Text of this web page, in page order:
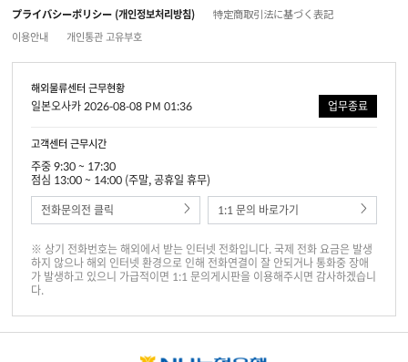
プライバシーポリシー (개인정보처리방침)
特定商取引法に基づく表記
이용안내
개인통관 고유부호
해외물류센터 근무현황
일본오사카 2026-08-08 PM 01:36 업무종료
고객센터 근무시간
주중 9:30 ~ 17:30
점심 13:00 ~ 14:00 (주말, 공휴일 휴무)
전화문의전 클릭
1:1 문의 바로가기
※ 상기 전화번호는 해외에서 받는 인터넷 전화입니다. 국제 전화 요금은 발생
하지 않으나 해외 인터넷 환경으로 인해 전화연결이 잘 안되거나 통화중 장애
가 발생하고 있으니 가급적이면 1:1 문의게시판을 이용해주시면 감사하겠습니
다.